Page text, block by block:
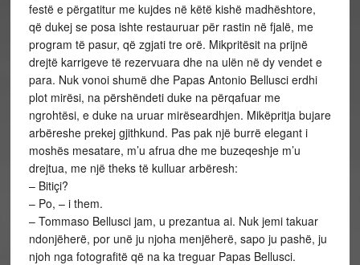
festë e përgatitur me kujdes në këtë kishë madhështore,
që dukej se posa ishte restauruar për rastin në fjalë, me
program të pasur, që zgjati tre orë. Mikpritësit na prijnë
drejtë karrigeve të rezervuara dhe na ulën në dy vendet e
para. Nuk vonoi shumë dhe Papas Antonio Bellusci erdhi
plot mirësi, na përshëndeti duke na përqafuar me
ngrohtësi, e duke na uruar mirëseardhjen. Mikëpritja bujare
arbëreshe prekej gjithkund. Pas pak një burrë elegant i
moshës mesatare, m’u afrua dhe me buzeqeshje m’u
drejtua, me një theks të kulluar arbëresh:
– Bitiçi?
– Po, – i them.
– Tommaso Bellusci jam, u prezantua ai. Nuk jemi takuar
ndonjëherë, por unë ju njoha menjëherë, sapo ju pashë, ju
njoh nga fotografitë që na ka treguar Papas Bellusci.